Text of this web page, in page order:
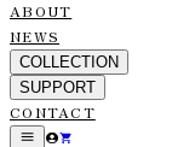
ABOUT
NEWS
COLLECTION
SUPPORT
CONTACT